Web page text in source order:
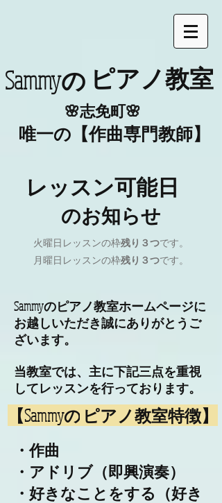
​Sammyの ​ピアノ教室
​🌸志免町🌸
唯一の【作曲専門教師】
レッスン可能日
​のお知らせ
​火曜日レッスンの枠残り３つです。
月曜日レッスンの枠残り３つです。
Sammyのピアノ教室ホームページに
お越しいただき誠にありがとうご
ざいます。
当教室では、主に下記三点を重視
してレッスンを行っております。
【Sammyの ピアノ教室特徴】
・作曲
・アドリブ（即興演奏）
・好きなことをする（好き